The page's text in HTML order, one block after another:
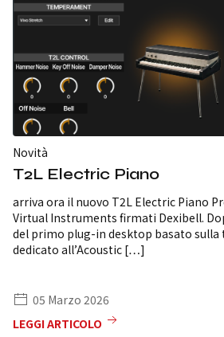
Novità
T2L Electric Piano
arriva ora il nuovo T2L Electric Piano
Virtual Instruments firmati Dexibell.
del primo plug-in desktop basato sulla
dedicato all’Acoustic […]
05 Marzo 2026
LEGGI ARTICOLO